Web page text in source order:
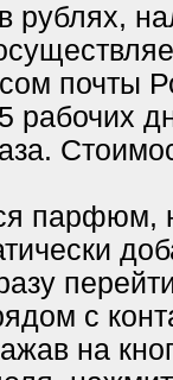
рублях,
почты
рабочих
парфюм,
с
на